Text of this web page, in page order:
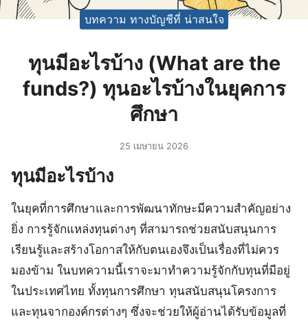
บทความ ทางบัญชีที่ น่าสนใจ
ทุนมีอะไรบ้าง (What are the
funds?) ทุนอะไรบ้างในยุคการ
ศึกษา
25 เมษายน 2026
ทุนมีอะไรบ้าง
ในยุคที่การศึกษาและการพัฒนาทักษะมีความสำคัญอย่าง
ยิ่ง การรู้จักแหล่งทุนต่างๆ ที่สามารถช่วยสนับสนุนการ
เรียนรู้และสร้างโอกาสให้กับตนเองจึงเป็นเรื่องที่ไม่ควร
มองข้าม ในบทความนี้เราจะมาทำความรู้จักกับทุนที่มีอยู่
ในประเทศไทย ทั้งทุนการศึกษา ทุนสนับสนุนโครงการ
และทุนจากองค์กรต่างๆ ซึ่งจะช่วยให้ผู้อ่านได้รับข้อมูลที่